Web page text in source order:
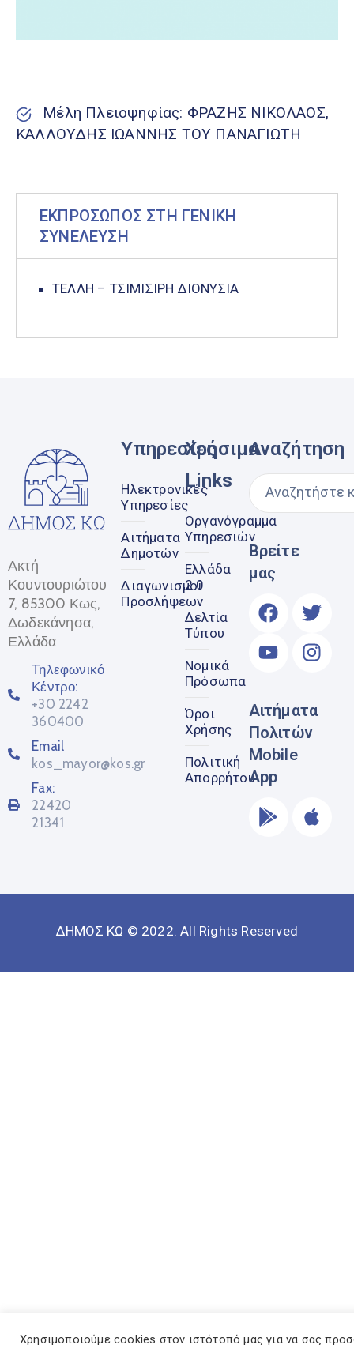
Μέλη Πλειοψηφίας: ΦΡΑΖΗΣ ΝΙΚΟΛΑΟΣ,
ΚΑΛΛΟΥΔΗΣ ΙΩΑΝΝΗΣ ΤΟΥ ΠΑΝΑΓΙΩΤΗ
ΕΚΠΡΟΣΩΠΟΣ ΣΤΗ ΓΕΝΙΚΗ
ΣΥΝΕΛΕΥΣΗ
ΤΕΛΛΗ – ΤΣΙΜΙΣΙΡΗ ΔΙΟΝΥΣΙΑ
Ακτή
Κουντουριώτου
7, 85300 Κως,
Δωδεκάνησα,
Ελλάδα
Τηλεφωνικό
Κέντρο:
+30 2242
360400
Email
kos_mayor@kos.gr
Fax:
22420
21341
Υπηρεσίες
Ηλεκτρονικές
Υπηρεσίες
Αιτήματα
Δημοτών
Διαγωνισμοί
Προσλήψεων
Χρήσιμα
Links
Οργανόγραμμα
Υπηρεσιών
Ελλάδα
2.0
Δελτία
Τύπου
Νομικά
Πρόσωπα
Όροι
Χρήσης
Πολιτική
Απορρήτου
Αναζήτηση
Βρείτε
μας
Αιτήματα
Πολιτών
Mobile
App
ΔΗΜΟΣ ΚΩ © 2022. All Rights Reserved
Χρησιμοποιούμε cookies στον ιστότοπό μας για να σας